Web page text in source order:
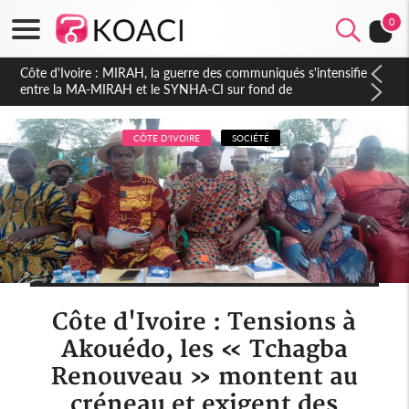
0
Côte d'Ivoire : Indépendance 2026, Thiam plaide pour un
environnement démocratique plus apaisé
CÔTE D'IVOIRE SOCIÉTÉ
Côte d'Ivoire : Tensions à
Akouédo, les « Tchagba
Renouveau » montent au